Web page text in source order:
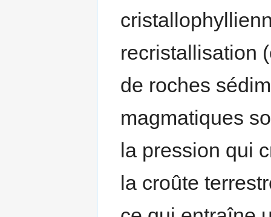
recristallisation
de roches
magmatiques
la pression qui
la croûte